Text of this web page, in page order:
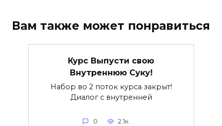
Вам также может понравиться
Курс Выпусти свою
Внутреннюю Суку!
Набор во 2 поток курса закрыт!
Диалог с внутренней
0 2.1к.